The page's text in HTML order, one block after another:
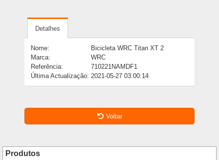
Produtos
Detalhes
Nome:
Bicicleta WRC Titan XT 2
Marca:
WRC
Referência:
710221NAMDF1
Última Actualização: 2021-05-27 03:00:14
Voltar